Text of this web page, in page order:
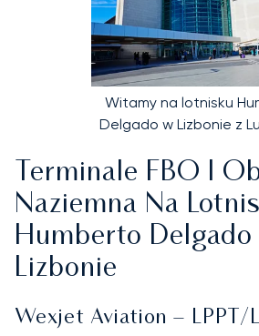
Witamy na lotnisku
Delgado w Lizbonie z
Terminale FBO I
Naziemna Na
Humberto Delgado
Lizbonie
Wexjet Aviation – LPPT/